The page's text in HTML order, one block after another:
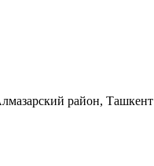
район, Ташкент